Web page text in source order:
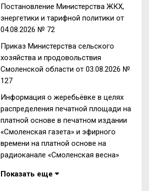
Постановление Министерства ЖКХ,
энергетики и тарифной политики от
04.08.2026 № 72
Приказ Министерства сельского
хозяйства и продовольствия
Смоленской области от 03.08.2026 №
127
Информация о жеребьёвке в целях
распределения печатной площади на
платной основе в печатном издании
«Смоленская газета» и эфирного
времени на платной основе на
радиоканале «Смоленская весна»
Показать еще